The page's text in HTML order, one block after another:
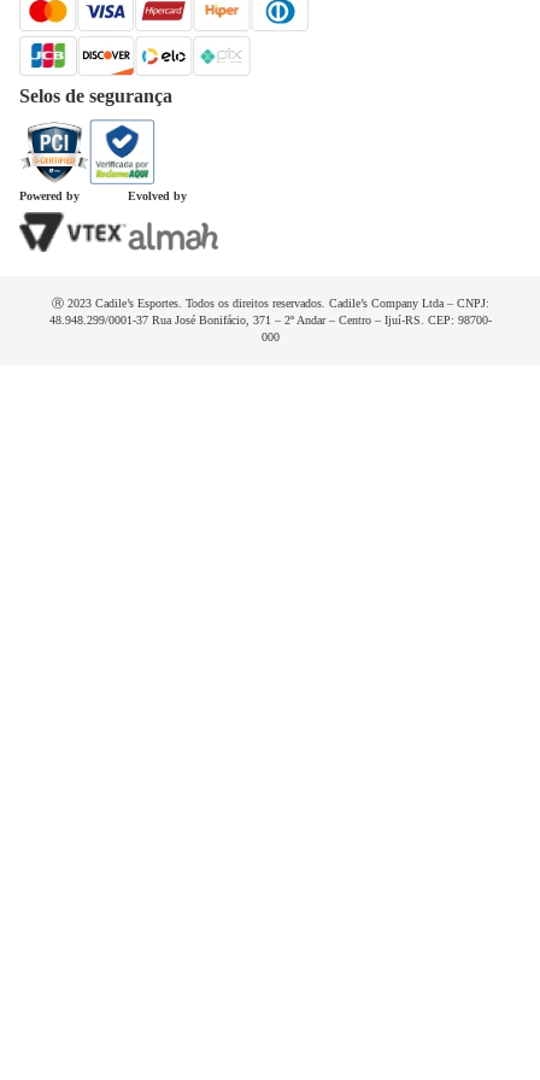
Dúvidas frequentes
Selos de segurança
Powered by Evolved by
Ⓡ 2023 Cadile’s Esportes. Todos os direitos reservados. Cadile’s Company Ltda – CNPJ:
48.948.299/0001-37 Rua José Bonifácio, 371 – 2º Andar – Centro – Ijuí-RS. CEP: 98700-
000